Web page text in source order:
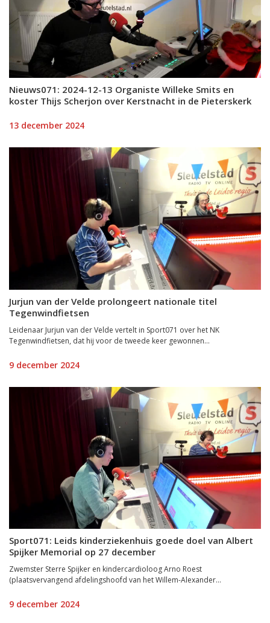
Nieuws071: 2024-12-13 Organiste Willeke Smits en
koster Thijs Scherjon over Kerstnacht in de Pieterskerk
13 december 2024
Jurjun van der Velde prolongeert nationale titel
Tegenwindfietsen
Leidenaar Jurjun van der Velde vertelt in Sport071 over het NK
Tegenwindfietsen, dat hij voor de tweede keer gewonnen...
9 december 2024
Sport071: Leids kinderziekenhuis goede doel van Albert
Spijker Memorial op 27 december
Zwemster Sterre Spijker en kindercardioloog Arno Roest
(plaatsvervangend afdelingshoofd van het Willem-Alexander...
9 december 2024